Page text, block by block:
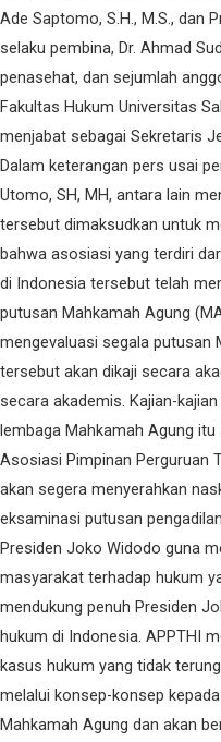
Ade Saptomo, S.H., M.S., dan
selaku pembina, Dr. Ahmad
penasehat, dan sejumlah
Fakultas Hukum Universitas
menjabat sebagai Sekretaris
Dalam keterangan pers usai
Utomo, SH, MH, antara lain
tersebut dimaksudkan untuk
bahwa asosiasi yang terdiri
di Indonesia tersebut telah
putusan Mahkamah Agung
mengevaluasi segala putusan
tersebut akan dikaji secara
secara akademis. Kajian-
lembaga Mahkamah Agung itu
Asosiasi Pimpinan Perguruan
akan segera menyerahkan
eksaminasi putusan
Presiden Joko Widodo guna
masyarakat terhadap hukum
mendukung penuh Presiden
hukum di Indonesia. APPTHI
kasus hukum yang tidak
melalui konsep-konsep
Mahkamah Agung dan akan